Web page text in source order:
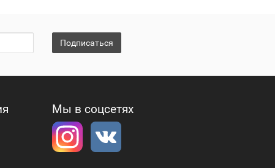
Подписаться
Мы в соцсетях